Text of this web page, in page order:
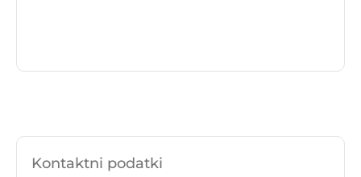
Kontaktni podatki